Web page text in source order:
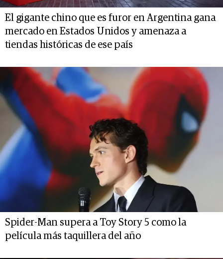
El gigante chino que es furor en Argentina gana
mercado en Estados Unidos y amenaza a
tiendas históricas de ese país
Spider-Man supera a Toy Story 5 como la
película más taquillera del año